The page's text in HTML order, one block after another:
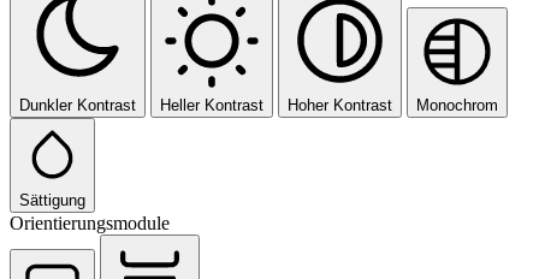
Dunkler Kontrast Heller Kontrast Hoher Kontrast Monochrom
Sättigung
Orientierungsmodule